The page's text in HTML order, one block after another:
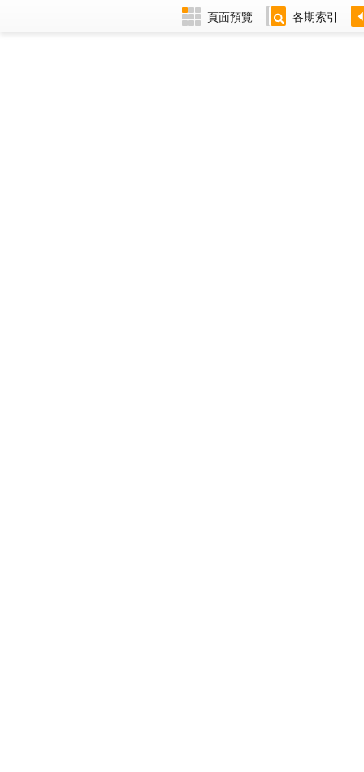
頁面預覽 各期索引